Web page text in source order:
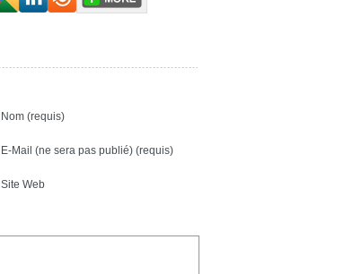
Nom (requis)
E-Mail (ne sera pas publié) (requis)
Site Web